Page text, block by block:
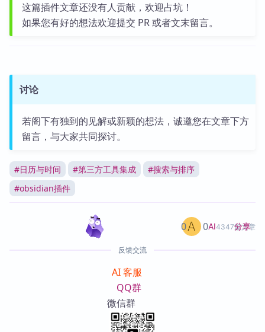
这篇插件文章还没有人贡献，欢迎占坑！
如果您有好的想法欢迎提交 PR 或者文末留言。
讨论
若阁下有独到的见解或新颖的想法，诚邀您在文章下方
留言，与大家共同探讨。
#日历与时间 #第三方工具集成 #搜索与排序
#obsidian插件
AI4347篇文章
0 0 分享
反馈交流
AI 客服
QQ群
微信群